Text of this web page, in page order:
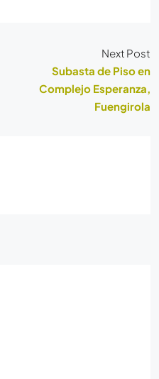
Next Post
Subasta de Piso en
Complejo Esperanza,
Fuengirola